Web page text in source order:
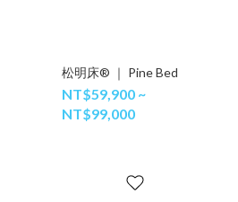
松明床® ｜ Pine Bed
NT$59,900 ~
NT$99,000